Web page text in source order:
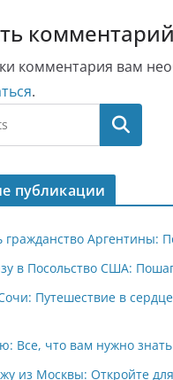
комментарий
комментария вам
.
Поиск
публикации
гражданство Аргентины:
в Посольство США:
Путешествие в
Все, что вам нужно знать
из Москвы: Откройте для